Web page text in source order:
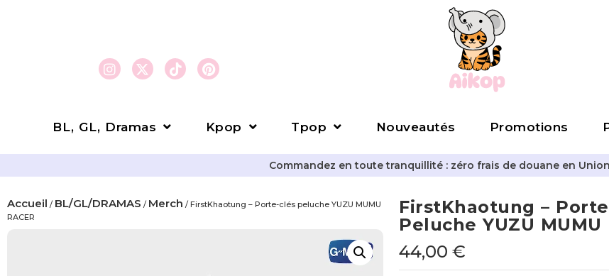
BL, GL, Dramas Kpop Tpop Nouveautés Promotions
Commandez en toute tranquillité : zéro frais de douane en
Accueil / BL/GL/DRAMAS / Merch / FirstKhaotung – Porte-clés peluche YUZU MUMU
RACER
FirstKhaotung –
Peluche YUZU MUMU
44,00 €